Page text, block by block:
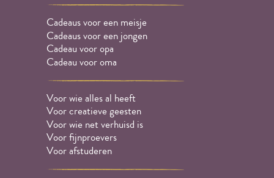
Cadeaus voor een meisje
Cadeaus voor een jongen
Cadeau voor opa
Cadeau voor oma
Voor wie alles al heeft
Voor creatieve geesten
Voor wie net verhuisd is
Voor fijnproevers
Voor afstuderen